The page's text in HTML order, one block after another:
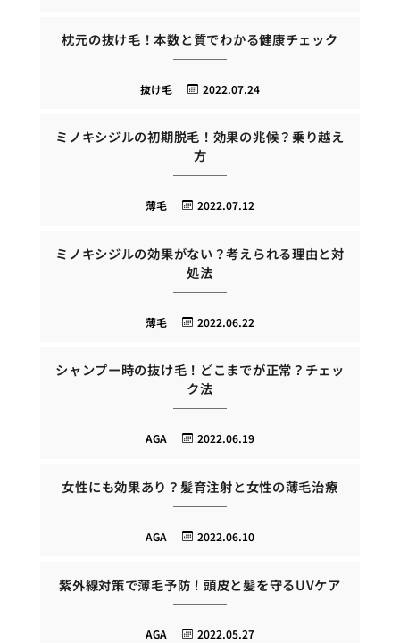
枕元の抜け毛！本数と質でわかる健康チェック
2022.07.24
抜け毛
ミノキシジルの初期脱毛！効果の兆候？乗り越え
方
2022.07.12
薄毛
ミノキシジルの効果がない？考えられる理由と対
処法
2022.06.22
薄毛
シャンプー時の抜け毛！どこまでが正常？チェッ
ク法
2022.06.19
AGA
女性にも効果あり？髪育注射と女性の薄毛治療
2022.06.10
AGA
紫外線対策で薄毛予防！頭皮と髪を守るUVケア
2022.05.27
AGA